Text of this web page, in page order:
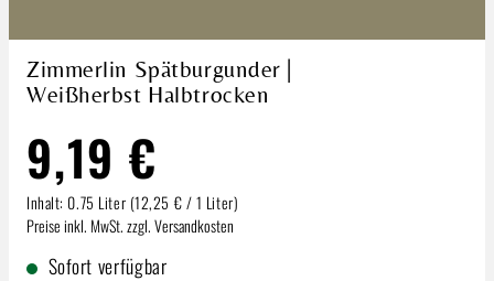
Zimmerlin Spätburgunder |
Weißherbst Halbtrocken
9,19 €
Inhalt: 0.75 Liter (12,25 € / 1 Liter)
Preise inkl. MwSt. zzgl. Versandkosten
Sofort verfügbar